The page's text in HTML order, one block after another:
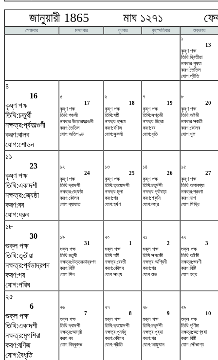
জানুয়ারী 1865 মাঘ ১২৭১
সোমবার মঙ্গলবার বুধবার বৃহস্পতিবার
শুক্রবার
১
13
কৃষ্ণ পক্ষ
তিথি:দ্বিতীয়া
নক্ষত্র:পুষ্যা
করণ:তৈতিল
যোগ:প্রীতি
৪
16
কৃষ্ণ পক্ষ
তিথি:চতুর্থী
নক্ষত্র:পূর্বফাল্গুনী
করণ:বালব
যোগ:শোভন
৫
17
কৃষ্ণ পক্ষ
তিথি:পঞ্চমী
নক্ষত্র:উত্তরফাল্গুনী
করণ:তৈতিল
যোগ:অতিগণ্ড
৬
18
কৃষ্ণ পক্ষ
তিথি:ষষ্ঠী
নক্ষত্র:হস্তা
করণ:বণিজ
যোগ:সুকর্মা
৭
19
কৃষ্ণ পক্ষ
তিথি:সপ্তমী
নক্ষত্র:চিত্রা
করণ:বব
যোগ:ধৃতি
৮
20
কৃষ্ণ পক্ষ
তিথি:অষ্টমী
নক্ষত্র:স্বাতী
করণ:কৌলব
যোগ:শূল
১১
23
কৃষ্ণ পক্ষ
তিথি:একাদশী
নক্ষত্র:জ্যেষ্ঠা
করণ:বব
যোগ:ধ্রুব
১২
24
কৃষ্ণ পক্ষ
তিথি:দ্বাদশী
নক্ষত্র:জ্যেষ্ঠা
করণ:কৌলব
যোগ:ব্যাঘাত
১৩
25
কৃষ্ণ পক্ষ
তিথি:ত্রয়োদশী
নক্ষত্র:মূলা
করণ:গর
যোগ:হর্ষণ
১৪
26
কৃষ্ণ পক্ষ
তিথি:চতুর্দশী
নক্ষত্র:পূর্বাষাঢ়া
করণ:শকুনি
যোগ:বজ্র
১৫
27
কৃষ্ণ পক্ষ
তিথি:অমাবশ্যা
নক্ষত্র:শ্রবণা
করণ:নাগ
যোগ:সিদ্ধি
১৮
30
শুক্ল পক্ষ
তিথি:তৃতীয়া
নক্ষত্র:পূর্বভাদ্রপদ
করণ:গর
যোগ:পরিঘ
১৯
31
শুক্ল পক্ষ
তিথি:চতুর্থী
নক্ষত্র:উত্তরভাদ্রপদ
করণ:বিষ্টি
যোগ:শিব
২০
1
শুক্ল পক্ষ
তিথি:ষষ্ঠী
নক্ষত্র:রেবতী
করণ:কৌলব
যোগ:সাধ্য
২১
2
শুক্ল পক্ষ
তিথি:সপ্তমী
নক্ষত্র:অশ্বিনী
করণ:গর
যোগ:শুভ
২২
3
শুক্ল পক্ষ
তিথি:অষ্টমী
নক্ষত্র:ভরণী
করণ:বিষ্টি
যোগ:শুক্র
২৫
6
শুক্ল পক্ষ
তিথি:একাদশী
নক্ষত্র:মৃগশিরা
করণ:বণিজ
যোগ:বৈধৃতি
২৬
7
শুক্ল পক্ষ
তিথি:দ্বাদশী
নক্ষত্র:আর্দ্রা
করণ:বব
যোগ:বিষ্কুম্ভ
২৭
8
শুক্ল পক্ষ
তিথি:ত্রয়োদশী
নক্ষত্র:পুনর্বসু
করণ:কৌলব
যোগ:প্রীতি
২৮
9
শুক্ল পক্ষ
তিথি:চতুর্দশী
নক্ষত্র:পুষ্যা
করণ:গর
যোগ:আয়ুষ্মান
২৯
10
শুক্ল পক্ষ
তিথি:পূর্ণিমা
নক্ষত্র:অশ্লেষা
করণ:বিষ্টি
যোগ:সৌভাগ্য